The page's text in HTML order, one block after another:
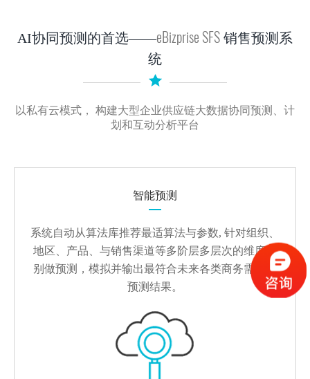
AI协同预测的首选——eBizprise SFS 销售预测系
统
以私有云模式， 构建大型企业供应链大数据协同预测、计
划和互动分析平台
智能预测
系统自动从算法库推荐最适算法与参数, 针对组织、
地区、产品、与销售渠道等多阶层多层次的维度个
别做预测，模拟并输出最符合未来各类商务需求的
预测结果。